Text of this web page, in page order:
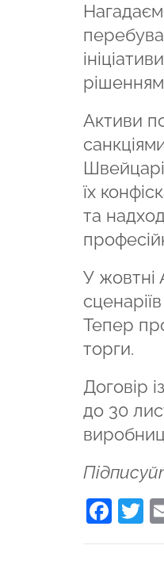
Активи
їх
та
У жовтні
Тепер
торги.
Договір
до 30